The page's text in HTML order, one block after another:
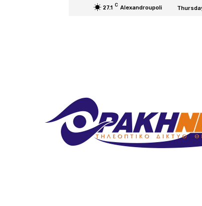
27.1 C Alexandroupoli